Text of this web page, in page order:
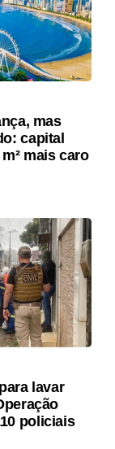
mas
capital
mais caro
lavar
policiais